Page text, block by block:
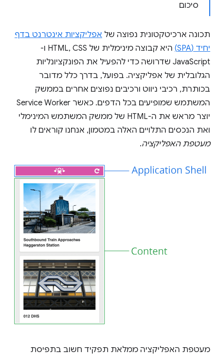
סיכום
תכונה ארכיטקטונית נפוצה של אפליקציות אינטרנט בדף
יחיד (SPA)
היא קבוצה מינימלית של HTML, CSS ו-
JavaScript שדרושה כדי להפעיל את הפונקציונליות
הגלובלית של אפליקציה. בפועל, בדרך כלל מדובר
בכותרת, רכיבי ניווט ורכיבים נפוצים אחרים בממשק
המשתמש שמופיעים בכל הדפים. כאשר Service Worker
יוצר מראש את ה-HTML של ממשק המשתמש המינימלי
ואת הנכסים התלויים האלה במטמון, אנחנו קוראים לו
מעטפת האפליקציה.
מעטפת האפליקציה ממלאת תפקיד חשוב בתפיסת